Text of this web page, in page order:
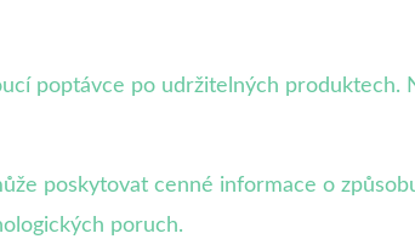
poptávce po udržitelných produktech.
poskytovat cenné informace o
poruch.